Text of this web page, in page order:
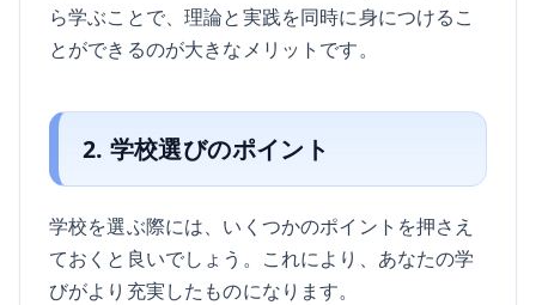
ら学ぶことで、理論と実践を同時に身につけるこ
とができるのが大きなメリットです。
2. 学校選びのポイント
学校を選ぶ際には、いくつかのポイントを押さえ
ておくと良いでしょう。これにより、あなたの学
びがより充実したものになります。